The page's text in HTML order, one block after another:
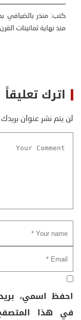
كتب: منذر بالضيافي
منذ نهاية ثمانينات
اترك تعليقاً
لن يتم نشر عنوان
احفظ اسمي،
في هذا